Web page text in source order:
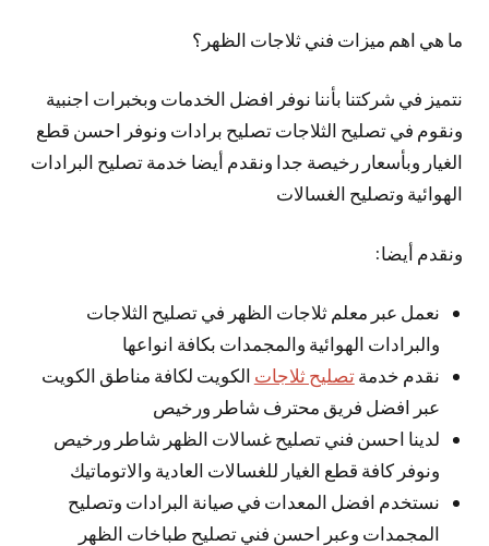
ما هي اهم ميزات فني ثلاجات الظهر؟
نتميز في شركتنا بأننا نوفر افضل الخدمات وبخبرات اجنبية
ونقوم في تصليح الثلاجات تصليح برادات ونوفر احسن قطع
الغيار وبأسعار رخيصة جدا ونقدم أيضا خدمة تصليح البرادات
الهوائية وتصليح الغسالات
ونقدم أيضا:
نعمل عبر معلم ثلاجات الظهر في تصليح الثلاجات
والبرادات الهوائية والمجمدات بكافة انواعها
نقدم خدمةتصليح ثلاجات الكويت لكافة مناطق الكويت
عبر افضل فريق محترف شاطر ورخيص
لدينا احسن فني تصليح غسالات الظهر شاطر ورخيص
ونوفر كافة قطع الغيار للغسالات العادية والاتوماتيك
نستخدم افضل المعدات في صيانة البرادات وتصليح
المجمدات وعبر احسن فني تصليح طباخات الظهر